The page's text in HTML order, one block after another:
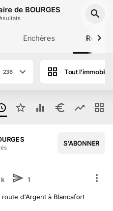
de BOURGES
s
Enchères
236 Tout l'immobilier
s
S'ABONNER
1/11
1
route d'Argent à Blancafort